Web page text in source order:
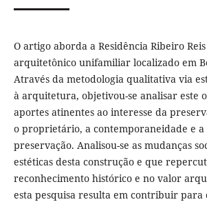
O artigo aborda a Residência Ribeiro
arquitetônico unifamiliar localizado em
Através da metodologia qualitativa via
à arquitetura, objetivou-se analisar este
aportes atinentes ao interesse da
o proprietário, a contemporaneidade e a
preservação. Analisou-se as mudanças
estéticas desta construção e que
reconhecimento histórico e no valor
esta pesquisa resulta em contribuir para